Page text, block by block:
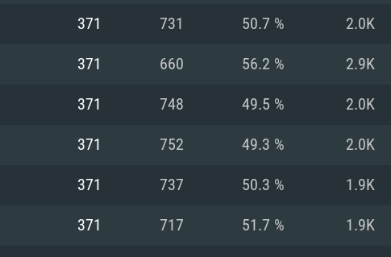
시스템 요구사항
MAC
371 731 50.7 % 2.0K
371 660 56.2 % 2.9K
371 748 49.5 % 2.0K
371 752 49.3 % 2.0K
371 737 50.3 % 1.9K
371 717 51.7 % 1.9K